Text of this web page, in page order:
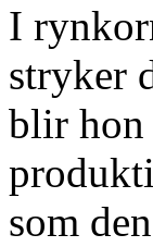
I
stryker
blir hon
som